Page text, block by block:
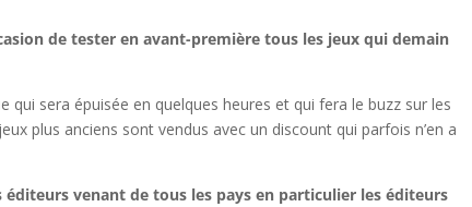
de tester en avant-première tous les jeux qui demain
sera épuisée en quelques heures et qui fera le buzz sur les
plus anciens sont vendus avec un discount qui parfois n’en a
venant de tous les pays en particulier les éditeurs